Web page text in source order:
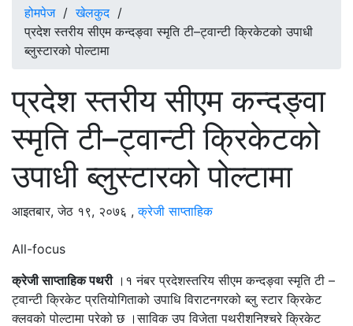
होमपेज/खेलकुद/
प्रदेश स्तरीय सीएम कन्दङ्वा स्मृति टी–ट्वान्टी क्रिकेटको उपाधी
ब्लुस्टारको पोल्टामा
प्रदेश स्तरीय सीएम कन्दङ्वा
स्मृति टी–ट्वान्टी क्रिकेटको
उपाधी ब्लुस्टारको पोल्टामा
आइतबार, जेठ १९, २०७६ ,क्रेजी साप्ताहिक
All-focus
क्रेजी साप्ताहिक पथरी।१ नंबर प्रदेशस्तरिय सीएम कन्दङ्वा स्मृति टी –
ट्वान्टी क्रिकेट प्रतियोगिताको उपाधि विराटनगरको ब्लु स्टार क्रिकेट
क्लवको पोल्टामा परेको छ ।साविक उप विजेता पथरीशनिश्चरे क्रिकेट